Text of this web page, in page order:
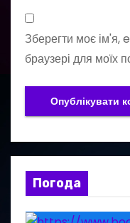
Зберегти моє ім'я,
браузері для моїх
Погода